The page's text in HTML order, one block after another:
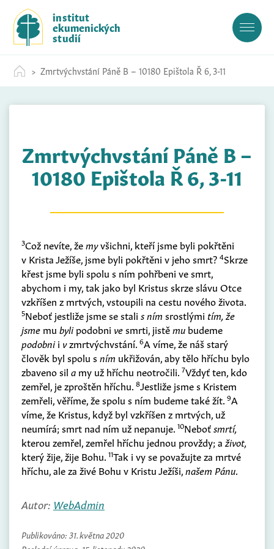
c
institut
ekumenických
studií
Zmrtvýchvstání Páně B – 10180 Epištola Ř 6, 3-11
Zmrtvýchvstání Páně B –
10180 Epištola Ř 6, 3-11
3Což nevíte, žemyvšichni, kteří jsme byli pokřtěni
v Krista Ježíše, jsme byli pokřtěni v jeho smrt? 4Skrze
křest jsme byli spolu s ním pohřbeni ve smrt,
abychom i my, tak jako byl Kristus skrze slávu Otce
vzkříšen z mrtvých, vstoupili na cestu nového života.
5Neboť jestliže jsme se stali s ním srostlými tím, že
jsme mu bylipodobni vesmrti, jistěmu budeme
podobnii vzmrtvýchvstání. 6A víme, že náš starý
člověk byl spolu sním ukřižován, aby tělo hříchu bylo
zbaveno sil a my už hříchu neotročili. 7Vždyť ten, kdo
zemřel, je zproštěn hříchu. 8Jestliže jsme s Kristem
zemřeli, věříme, že spolu s ním budeme také žít. 9A
víme, že Kristus, když byl vzkříšen z mrtvých, už
neumírá; smrt nad ním už nepanuje. 10Neboťsmrtí,
kterou zemřel, zemřel hříchu jednou provždy; a život,
který žije, žije Bohu. 11Tak i vy se považujte za mrtvé
hříchu, ale za živé Bohu v Kristu Ježíši,našem Pánu.
Autor: WebAdmin
Publikováno: 31. května 2020